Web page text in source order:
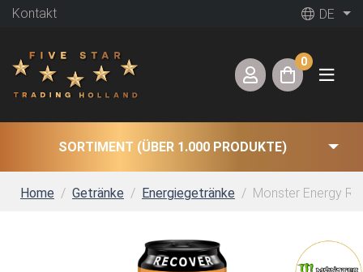
Kontakt DE
0
SORTIMENT (ÜBER 1.000 PRODUKTE)
Home Getränke Energiegetränke Monster Energy